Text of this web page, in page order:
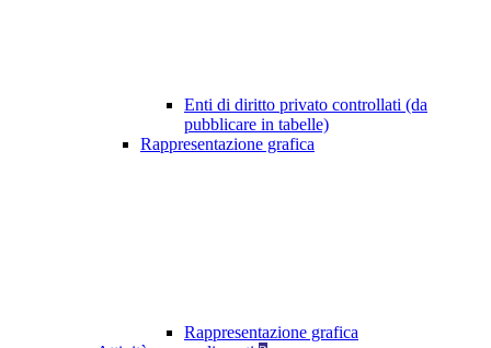
Enti di diritto privato controllati (da
pubblicare in tabelle)
Rappresentazione grafica
Rappresentazione grafica